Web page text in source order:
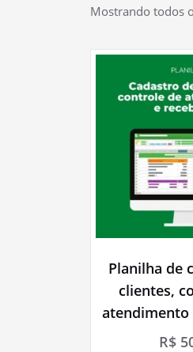
Mostrando todos
Planilha de
clientes,
atendimento
R$